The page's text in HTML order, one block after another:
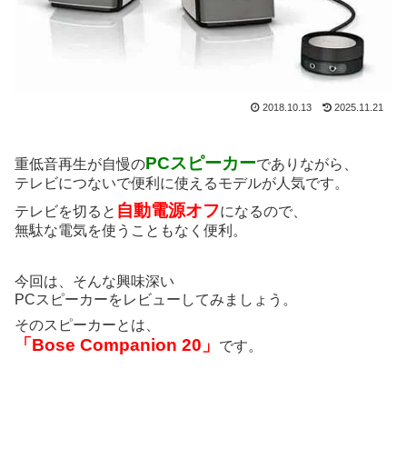
2018.10.13 2025.11.21
重低音再生が自慢のPCスピーカーでありながら、
テレビにつないで便利に使えるモデルが人気です。
テレビを切ると 自動電源オフになるので、
無駄な電気を使うこともなく便利。
今回は、そんな興味深い
PCスピーカーをレビューしてみましょう。
そのスピーカーとは、
「Bose Companion 20」 です。